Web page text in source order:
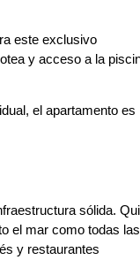
este exclusivo
y acceso a la
el apartamento es
sólida.
el mar como todas las
y restaurantes